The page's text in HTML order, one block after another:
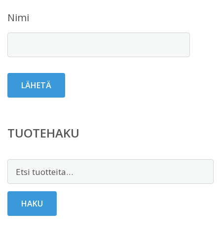
Nimi
TUOTEHAKU
HAKU